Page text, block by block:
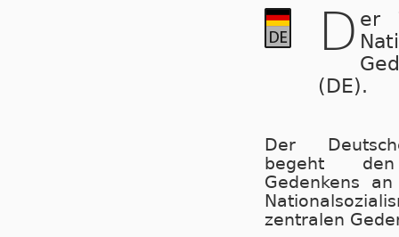
D er
(DE).
Der
begeht
Gedenkens
zen­tra­len